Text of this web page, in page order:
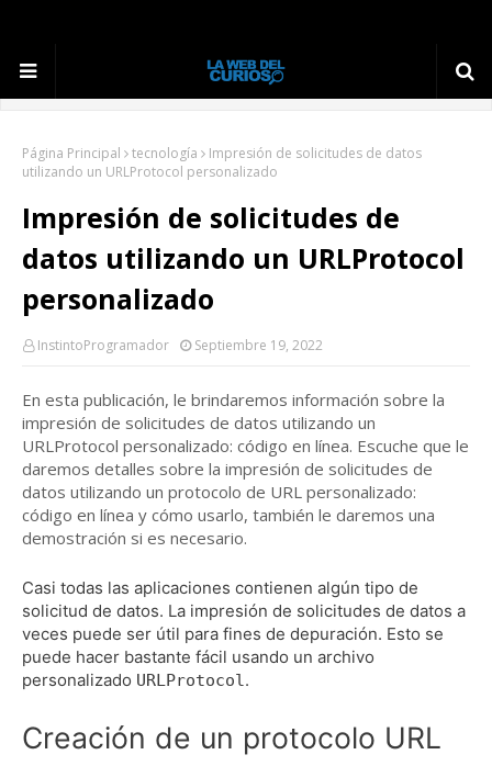
Página Principal tecnología
Impresión de solicitudes de datos
utilizando un URLProtocol personalizado
Impresión de solicitudes de
datos utilizando un URLProtocol
personalizado
InstintoProgramador Septiembre 19, 2022
En esta publicación, le brindaremos información sobre la
impresión de solicitudes de datos utilizando un
URLProtocol personalizado: código en línea. Escuche que le
daremos detalles sobre la impresión de solicitudes de
datos utilizando un protocolo de URL personalizado:
código en línea y cómo usarlo, también le daremos una
demostración si es necesario.
Casi todas las aplicaciones contienen algún tipo de
solicitud de datos. La impresión de solicitudes de datos a
veces puede ser útil para fines de depuración. Esto se
puede hacer bastante fácil usando un archivo
personalizado URLProtocol.
Creación de un protocolo URL